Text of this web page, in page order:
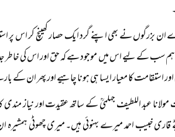
بزرگوں نے بھی اپنے گرد ایک حصار کھینچ کر اس پر
سب کے لیے اس میں موجود ہے کہ حق اور اس کی خاطر
اور استقامت کا معیار ایسا ہی ہونا چاہیے اور پھر ان
عبد اللطیف جہلمیؒ کے ساتھ عقیدت اور نیاز مندی
خبیب احمد میرے بہنوئی ہیں۔ میری چھوٹی ہمشیرہ